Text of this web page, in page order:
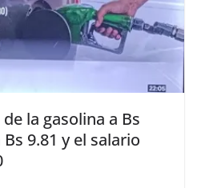
la gasolina a Bs
9.81 y el salario